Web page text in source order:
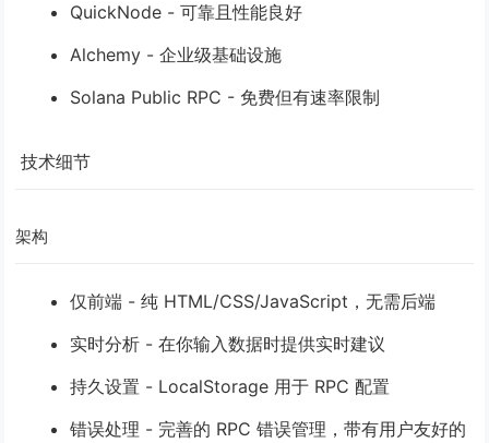
QuickNode - 可靠且性能良好
Alchemy - 企业级基础设施
Solana Public RPC - 免费但有速率限制
️ 技术细节
架构
仅前端 - 纯 HTML/CSS/JavaScript，无需后端
实时分析 - 在你输入数据时提供实时建议
持久设置 - LocalStorage 用于 RPC 配置
错误处理 - 完善的 RPC 错误管理，带有用户友好的